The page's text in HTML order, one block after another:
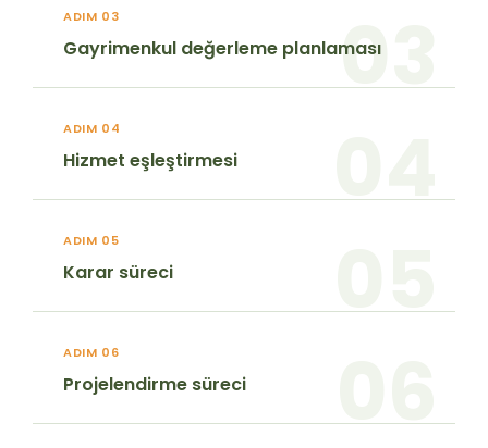
ADIM 03
Gayrimenkul değerleme planlaması03
ADIM 04
Hizmet eşleştirmesi 04
ADIM 05
Karar süreci 05
ADIM 06
Projelendirme süreci 06